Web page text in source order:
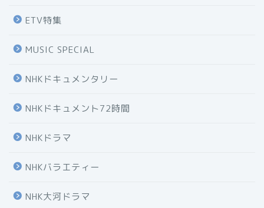
ETV特集
MUSIC SPECIAL
NHKドキュメンタリー
NHKドキュメント72時間
NHKドラマ
NHKバラエティー
NHK大河ドラマ